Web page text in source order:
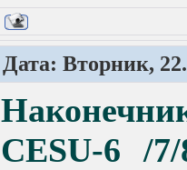
Дата: Вторник,
СЕSU-6 /